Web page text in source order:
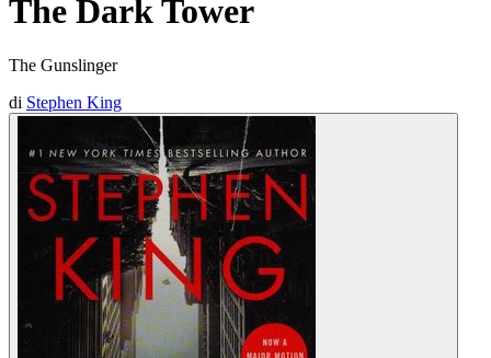
The Dark Tower
The Gunslinger
di Stephen King